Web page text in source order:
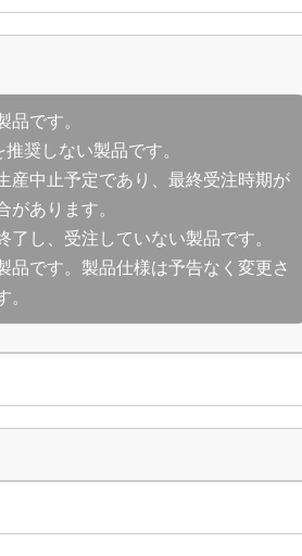
品です。
奨しない製品です。
産中止予定であり、最終受注時期が
があります。
了し、受注していない製品です。
品です。製品仕様は予告なく変更さ